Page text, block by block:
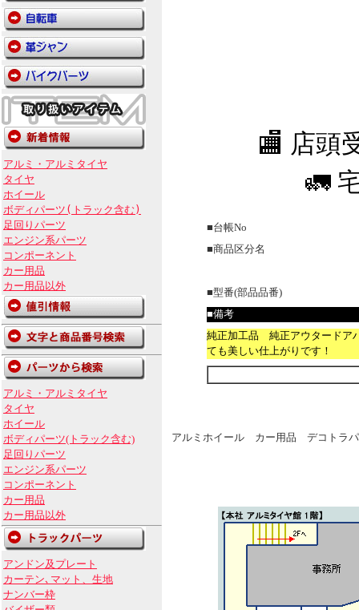
アルミ・アルミタイヤ
タイヤ
ホイール
ボディパーツ(トラック含む)
足回りパーツ
エンジン系パーツ
コンポーネント
カー用品
カー用品以外
アルミ・アルミタイヤ
タイヤ
ホイール
ボディパーツ(トラック含む)
足回りパーツ
エンジン系パーツ
コンポーネント
カー用品
カー用品以外
アンドン及プレート
カーテン､マット、生地
ナンバー枠
🏬 店頭
🚛
■台帳No
■商品区分名
■型番(部品品番)
■備考
純正加工品 純正アウタードア
ても美しい仕上がりです！
アルミホイール カー用品 デコトラ